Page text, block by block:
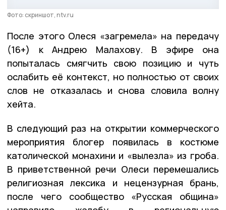
Фото: скриншот, ntv.ru
После этого Олеся «загремела» на передачу
(16+) к Андрею Малахову. В эфире она
попыталась смягчить свою позицию и чуть
ослабить её контекст, но полностью от своих
слов не отказалась и снова словила волну
хейта.
В следующий раз на открытии коммерческого
мероприятия блогер появилась в костюме
католической монахини и «вылезла» из гроба.
В приветственной речи Олеси перемешались
религиозная лексика и нецензурная брань,
после чего сообщество «Русская община»